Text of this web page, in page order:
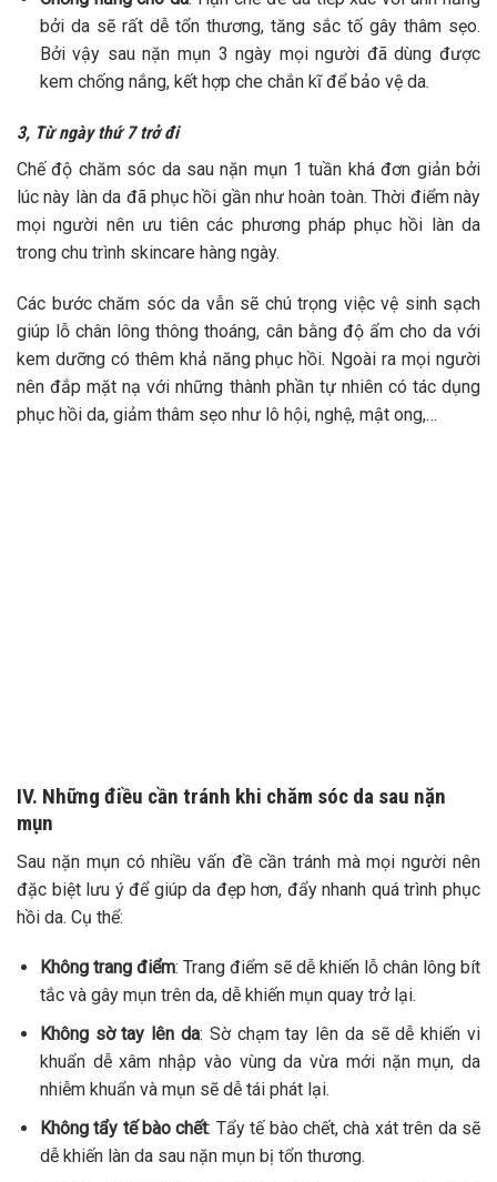
bởi da sẽ rất dễ tổn thương, tăng sắc tố gây thâm sẹo.
Bởi vậy sau nặn mụn 3 ngày mọi người đã dùng được
kem chống nắng, kết hợp che chắn kĩ để bảo vệ da.
3, Từ ngày thứ 7 trở đi
Chế độ chăm sóc da sau nặn mụn 1 tuần khá đơn giản bởi
lúc này làn da đã phục hồi gần như hoàn toàn. Thời điểm này
mọi người nên ưu tiên các phương pháp phục hồi làn da
trong chu trình skincare hàng ngày.
Các bước chăm sóc da vẫn sẽ chú trọng việc vệ sinh sạch
giúp lỗ chân lông thông thoáng, cân bằng độ ẩm cho da với
kem dưỡng có thêm khả năng phục hồi. Ngoài ra mọi người
nên đắp mặt nạ với những thành phần tự nhiên có tác dụng
phục hồi da, giảm thâm sẹo như lô hội, nghệ, mật ong,…
IV. Những điều cần tránh khi chăm sóc da sau nặn
mụn
Sau nặn mụn có nhiều vấn đề cần tránh mà mọi người nên
đặc biệt lưu ý để giúp da đẹp hơn, đẩy nhanh quá trình phục
hồi da. Cụ thể:
Không trang điểm: Trang điểm sẽ dễ khiến lỗ chân lông bít
tắc và gây mụn trên da, dễ khiến mụn quay trở lại.
Không sờ tay lên da: Sờ chạm tay lên da sẽ dễ khiến vi
khuẩn dễ xâm nhập vào vùng da vừa mới nặn mụn, da
nhiễm khuẩn và mụn sẽ dễ tái phát lại.
Không tẩy tế bào chết: Tẩy tế bào chết, chà xát trên da sẽ
dễ khiến làn da sau nặn mụn bị tổn thương.